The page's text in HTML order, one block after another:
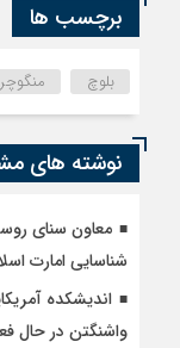
برچسب ها
بلوچ منگوچر
نوشته های
معاون سنای
شناسایی امارت
اندیشکده
واشنگتن در حال